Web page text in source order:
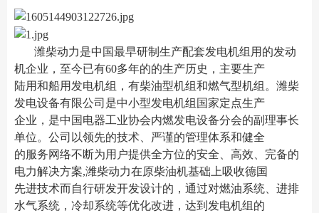
潍柴动力是中国最早研制生产配套发电机组用的发动
机企业，至今已有60多年的的生产历史，主要生产
陆用和船用发电机组，有柴油型机组和燃气型机组。潍柴
发电设备有限公司是中小型发电机组国家定点生产
企业，是中国电器工业协会内燃发电设备分会的副理事长
单位。公司以领先的技术、严谨的管理体系和健全
的服务网络不断为用户提供全方位的安全、高效、完备的
电力解决方案,潍柴动力在原柴油机基础上吸收德国
先进技术而自行研发开发设计的，通过对燃油系统、进排
水气系统，冷却系统等优化改进，达到发电机组的